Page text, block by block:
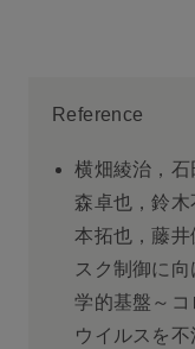
Reference
横畑綾治，石
森卓也，鈴
本拓也，藤井
スク制御に
学的基盤～
ウイルスを